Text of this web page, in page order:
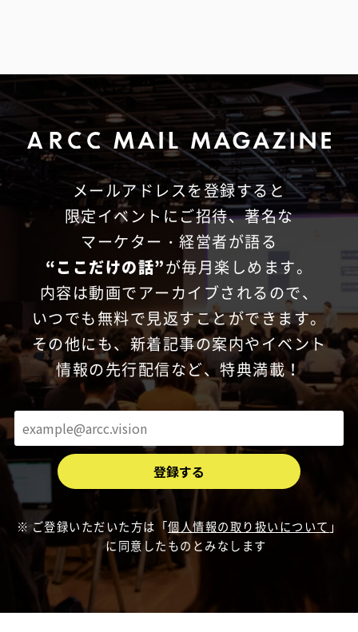
メールアドレスを登録すると
限定イベントにご招待、著名な
マーケター・経営者が語る
“ここだけの話”が毎月楽しめます。
内容は動画でアーカイブされるので、
いつでも無料で見返すことができます。
その他にも、新着記事の案内やイベント
情報の先行配信など、特典満載！
ご登録いただいた方は「個人情報の取り扱いについて 」
に同意したものとみなします